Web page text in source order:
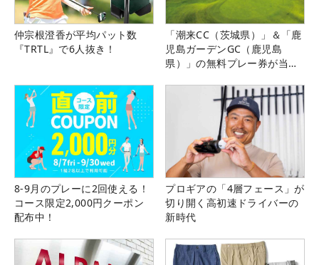
仲宗根澄香が平均パット数
『TRTL』で6人抜き！
「潮来CC（茨城県）」＆「鹿
児島ガーデンGC（鹿児島
県）」の無料プレー券が当た
8-9月のプレーに2回使える！
コース限定2,000円クーポン
配布中！
プロギアの「4層フェース」が
切り開く高初速ドライバーの
新時代